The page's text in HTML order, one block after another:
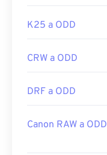
K25 a ODD
CRW a ODD
DRF a ODD
Canon RAW a ODD